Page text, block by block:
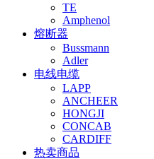
TE
Amphenol
熔断器
Bussmann
Adler
电线电缆
LAPP
ANCHEER
HONGJI
CONCAB
CARDIFF
热卖商品